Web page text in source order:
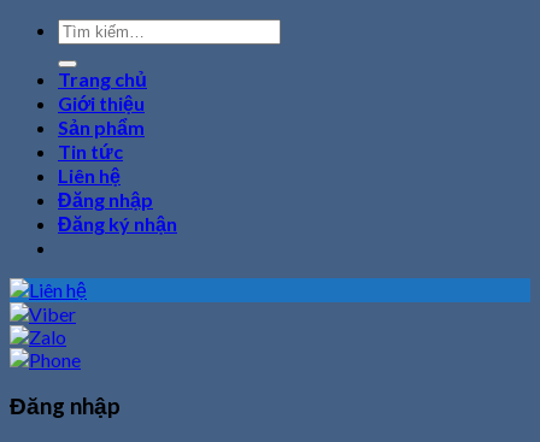
Tìm
kiếm:
Trang chủ
Giới thiệu
Sản phẩm
Tin tức
Liên hệ
Đăng nhập
Đăng ký nhận
Đăng nhập